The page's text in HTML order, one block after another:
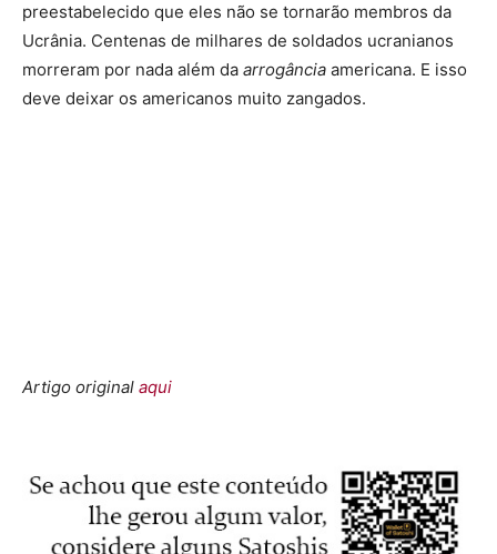
preestabelecido que eles não se tornarão membros da
Ucrânia. Centenas de milhares de soldados ucranianos
morreram por nada além da arrogância americana. E isso
deve deixar os americanos muito zangados.
Artigo original aqui